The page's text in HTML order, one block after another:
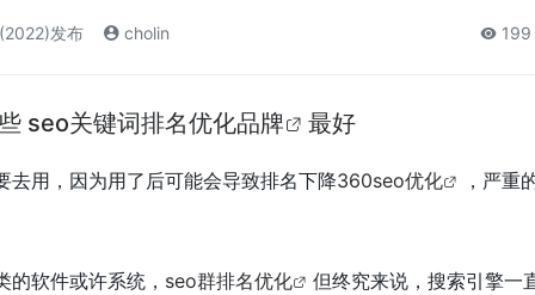
发布 cholin 199
seo关键词排名优化品牌 最好
去用，因为用了后可能会导致排名下降360seo优化
，严重
软件或许系统， seo群排名优化
但终究来说，搜索引擎一